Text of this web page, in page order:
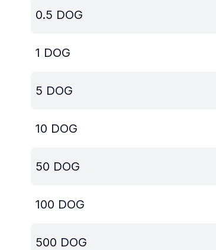
0.5 DOG
1 DOG
5 DOG
10 DOG
50 DOG
100 DOG
500 DOG